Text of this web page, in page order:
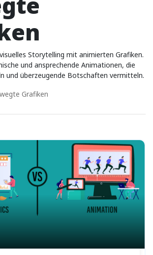
Storytelling mit animierten Grafiken.
und ansprechende Animationen, die
und überzeugende Botschaften vermitteln.
Grafiken